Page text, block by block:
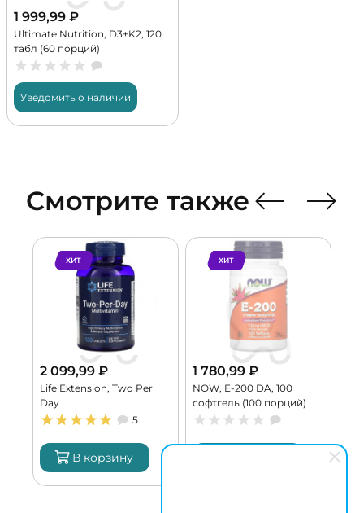
1 999,99 ₽
Ultimate Nutrition, D3+K2, 120
табл (60 порций)
Уведомить о наличии
Смотрите также
ХИТ
2 099,99 ₽
Life Extension, Two Per
Day
5
В корзину
ХИТ
1 780,99 ₽
NOW, E-200 DA, 100
софтгель (100 порций)